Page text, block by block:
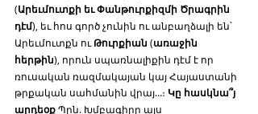
(Արեւմուտքի եւ Փանթուրքիզմի Ծրագրին
դէմ), եւ հոս գործ չունին ու անբաղձալի են՝
Արեւմուտքն ու Թուրքիան (առաջին
հերթին), որուն սպառնալիքին դէմ է որ
ռուսական ռազմակայան կայ Հայաստանի
թրքական սահմանին վրայ…։ Կը հասկնա՞յ
արդեօք Պրն. Խմբագիրը այս